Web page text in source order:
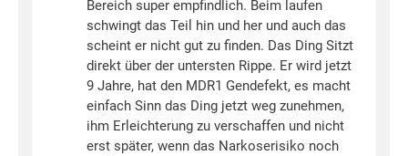
Bereich super empfindlich. Beim laufen
schwingt das Teil hin und her und auch das
scheint er nicht gut zu finden. Das Ding Sitzt
direkt über der untersten Rippe. Er wird jetzt
9 Jahre, hat den MDR1 Gendefekt, es macht
einfach Sinn das Ding jetzt weg zunehmen,
ihm Erleichterung zu verschaffen und nicht
erst später, wenn das Narkoserisiko noch